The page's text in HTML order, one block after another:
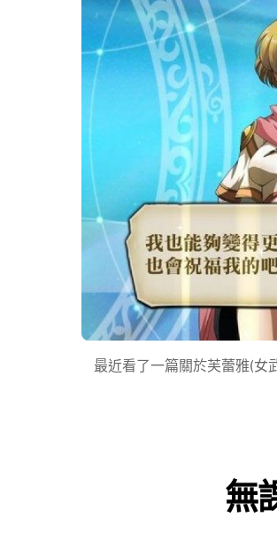
最近看了一篇關於芙蕾雅(女
無